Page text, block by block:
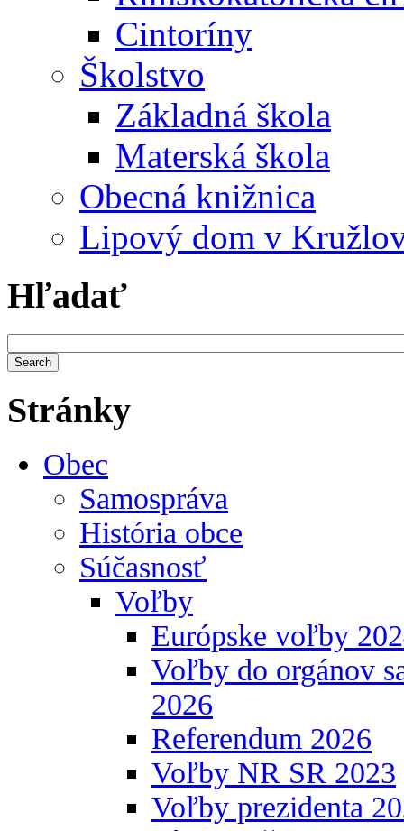
Cintoríny
Školstvo
Základná škola
Materská škola
Obecná knižnica
Lipový dom v
Hľadať
Stránky
Obec
Samospráva
História obce
Súčasnosť
Voľby
Európske voľby
Voľby do orgánov
2026
Referendum 2026
Voľby NR SR 2023
Voľby prezidenta